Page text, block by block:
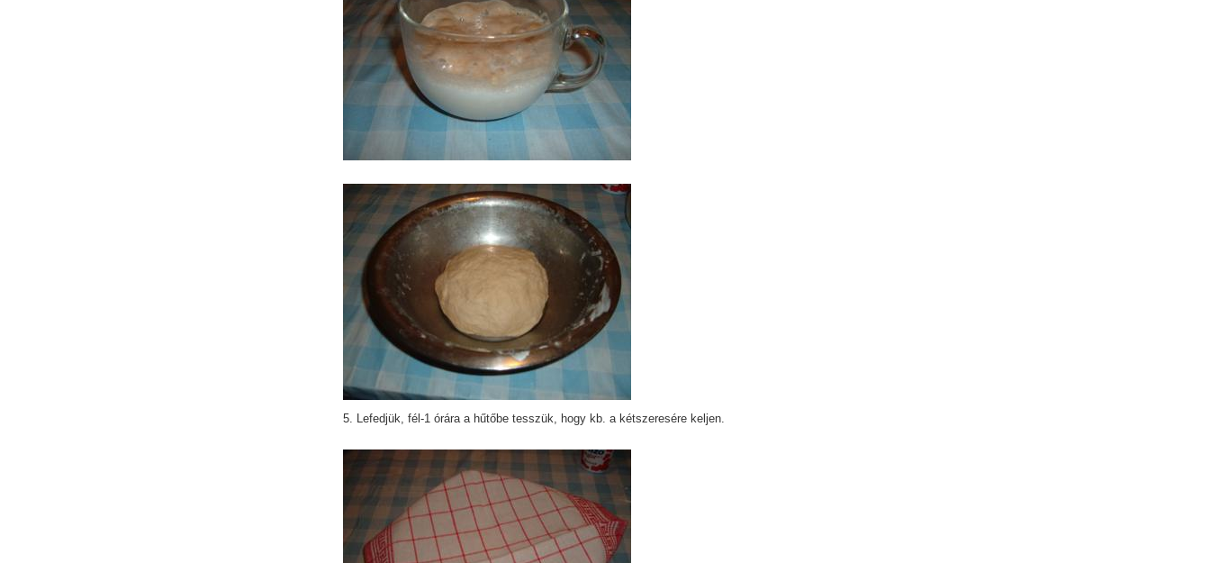
5. Lefedjük, fél-1 órára a hűtőbe tesszük, hogy kb. a kétszeresére keljen.